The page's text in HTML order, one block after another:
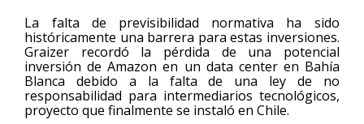
La falta de previsibilidad normativa ha sido
históricamente una barrera para estas inversiones.
Graizer recordó la pérdida de una potencial
inversión de Amazon en un data center en Bahía
Blanca debido a la falta de una ley de no
responsabilidad para intermediarios tecnológicos,
proyecto que finalmente se instaló en Chile.